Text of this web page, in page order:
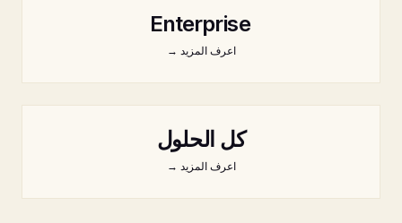
Enterprise
اعرف المزيد →
كل الحلول
اعرف المزيد →